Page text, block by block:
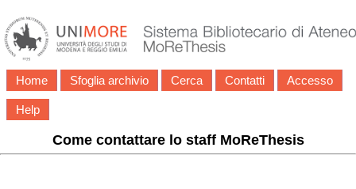
Home Sfoglia archivio Cerca Contatti Accesso
Help
Come contattare lo staff MoReThesis